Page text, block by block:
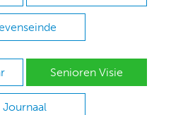
Senioren Visie
Journaal